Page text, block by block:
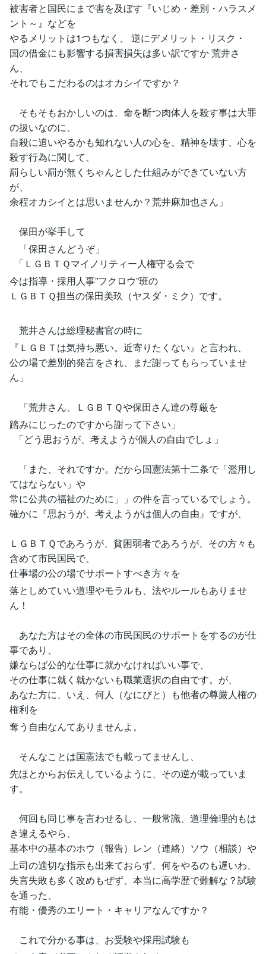
被害者と国民にまで害を及ぼす『いじめ・差別・ハラスメ
ント～』などを
やるメリットは1つもなく、 逆にデメリット・リスク・
国の借金にも影響する損害損失は多い訳ですか 荒井さ
ん、
それでもこだわるのはオカシイですか？
そもそもおかしいのは、命を断つ肉体人を殺す事は大罪
の扱いなのに、
自殺に追いやるかも知れない人の心を、精神を壊す、心を
殺す行為に関して、
罰らしい罰が無くちゃんとした仕組みができていない方
が、
余程オカシイとは思いませんか？荒井麻加也さん」
保田が挙手して
「保田さんどうぞ」
「ＬＧＢＴＱマイノリティー人権守る会で
今は指導・採用人事”フクロウ”班の
ＬＧＢＴＱ担当の保田美玖（ヤスダ・ミク）です。
荒井さんは総理秘書官の時に
『ＬＧＢＴは気持ち悪い。近寄りたくない』と言われ、
公の場で差別的発言をされ、まだ謝ってもらっていませ
ん」
「荒井さん、ＬＧＢＴＱや保田さん達の尊厳を
踏みにじったのですから謝って下さい」
「どう思おうが、考えようが個人の自由でしょ」
「また、それですか。だから国憲法第十二条で「濫用し
てはならない」や
常に公共の福祉のために」」の件を言っているでしょう。
確かに『思おうが、考えようがは個人の自由』ですが、
ＬＧＢＴＱであろうが、貧困弱者であろうが、その方々も
含めて市民国民で、
仕事場の公の場でサポートすべき方々を
落としめていい道理やモラルも、法やルールもありませ
ん！
あなた方はその全体の市民国民のサポートをするのが仕
事であり、
嫌ならば公的な仕事に就かなければいい事で、
その仕事に就く就かないも職業選択の自由です。が、
あなた方に、いえ、何人（なにびと）も他者の尊厳人権の
権利を
奪う自由なんてありませんよ。
そんなことは国憲法でも載ってませんし、
先ほとからお伝えしているように、その逆が載っていま
す。
何回も同じ事を言わせるし、一般常識、道理倫理的もは
き違えるやら、
基本中の基本のホウ（報告）レン（連絡）ソウ（相談）や
上司の適切な指示も出来ておらず、何をやるのも遅いわ、
失言失敗も多く改めもぜず、本当に高学歴で難解な？試験
を通った、
有能・優秀のエリート・キャリアなんですか？
これで分かる事は、お受験や採用試験も